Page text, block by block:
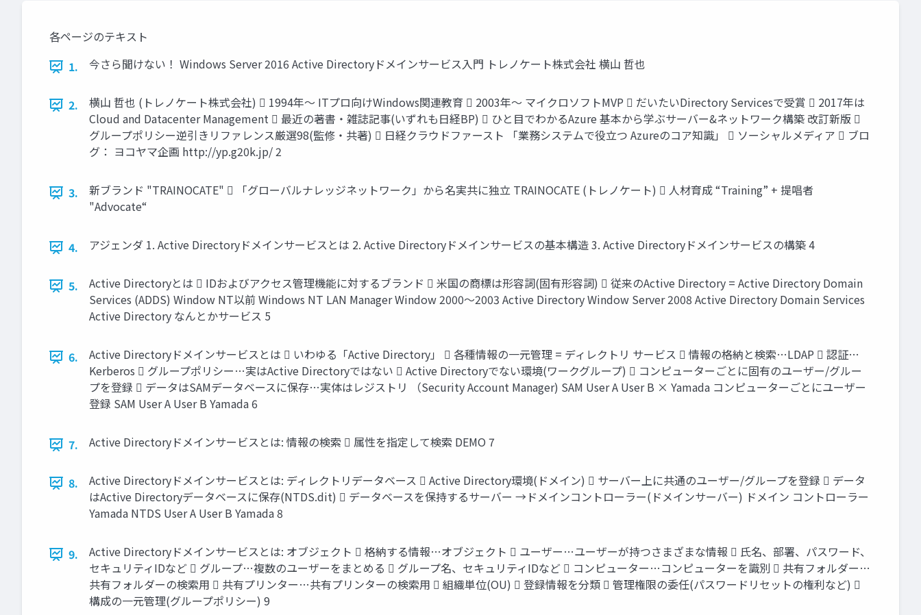
各ページのテキスト
1.
今さら聞けない！ Windows Server 2016 Active Directoryドメインサービス入門 トレノケート株式会社 横山 哲也
2.
横山 哲也 (トレノケート株式会社)  1994年～ ITプロ向けWindows関連教育  2003年～ マイクロソフトMVP  だいたいDirectory Servicesで受賞  2017年は
Cloud and Datacenter Management  最近の著書・雑誌記事(いずれも日経BP)  ひと目でわかるAzure 基本から学ぶサーバー&ネットワーク構築 改訂新版 
グループポリシー逆引きリファレンス厳選98(監修・共著)  日経クラウドファースト 「業務システムで役立つ Azureのコア知識」  ソーシャルメディア  ブロ
グ： ヨコヤマ企画 http://yp.g20k.jp/ 2
3.
新ブランド "TRAINOCATE"  「グローバルナレッジネットワーク」から名実共に独立 TRAINOCATE (トレノケート)  人材育成 “Training” + 提唱者
"Advocate“
4. アジェンダ 1. Active Directoryドメインサービスとは 2. Active Directoryドメインサービスの基本構造 3. Active Directoryドメインサービスの構築 4
5.
Active Directoryとは  IDおよびアクセス管理機能に対するブランド  米国の商標は形容詞(固有形容詞)  従来のActive Directory = Active Directory Domain
Services (ADDS) Window NT以前 Windows NT LAN Manager Window 2000～2003 Active Directory Window Server 2008 Active Directory Domain Services
Active Directory なんとかサービス 5
6.
Active Directoryドメインサービスとは  いわゆる「Active Directory」  各種情報の一元管理 = ディレクトリ サービス  情報の格納と検索…LDAP  認証…
Kerberos  グループポリシー…実はActive Directoryではない  Active Directoryでない環境(ワークグループ)  コンピューターごとに固有のユーザー/グルー
プを登録  データはSAMデータベースに保存…実体はレジストリ （Security Account Manager) SAM User A User B × Yamada コンピューターごとにユーザー
登録 SAM User A User B Yamada 6
7. Active Directoryドメインサービスとは: 情報の検索  属性を指定して検索 DEMO 7
8.
Active Directoryドメインサービスとは: ディレクトリデータベース  Active Directory環境(ドメイン)  サーバー上に共通のユーザー/グループを登録  データ
はActive Directoryデータベースに保存(NTDS.dit)  データベースを保持するサーバー →ドメインコントローラー(ドメインサーバー) ドメイン コントローラー
Yamada NTDS User A User B Yamada 8
9.
Active Directoryドメインサービスとは: オブジェクト  格納する情報…オブジェクト  ユーザー…ユーザーが持つさまざまな情報  氏名、部署、パスワード、
セキュリティIDなど  グループ…複数のユーザーをまとめる  グループ名、セキュリティIDなど  コンピューター…コンピューターを識別  共有フォルダー…
共有フォルダーの検索用  共有プリンター…共有プリンターの検索用  組織単位(OU)  登録情報を分類  管理権限の委任(パスワードリセットの権利など) 
構成の一元管理(グループポリシー) 9